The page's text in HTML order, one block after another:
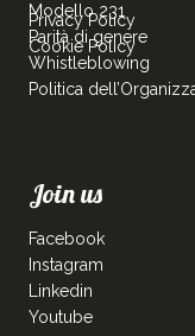
Modello 231
Parità di genere
Whistleblowing
Politica
Privacy Policy
Cookie Policy
Join us
Facebook
Instagram
Linkedin
Youtube